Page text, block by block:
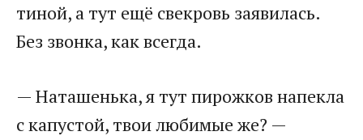
тиной, а тут ещё свекровь заявилась.
Без звонка, как всегда.
— Наташенька, я тут пирожков напекла
с капустой, твои любимые же? —